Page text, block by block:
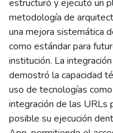
estructuró y ejecutó un
metodología de
una mejora sistemática
como estándar para
institución. La
demostró la capacidad
uso de tecnologías
integración de las URLs
posible su ejecución